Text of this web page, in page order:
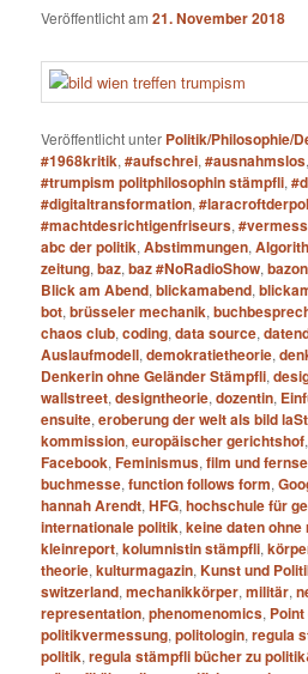
Veröffentlicht am21. November 2018
Veröffentlicht unter Politik/Philosophie/
#1968kritik,#aufschrei,#ausnahmslos
#trumpism politphilosophin stämpfli,
#digitaltransformation,
#machtdesrichtigenfriseurs,
abc der politik,Abstimmungen,
zeitung,baz,baz #NoRadioShow,
Blick am Abend,blickamabend,
bot,brüsseler mechanik,
chaos club,coding,data source,
Auslaufmodell,demokratietheorie,
Denkerin ohne Geländer Stämpfli,
wallstreet,designtheorie,dozentin,
ensuite,eroberung der welt als bild
kommission,europäischer gerichtshof
Facebook,Feminismus,film und
buchmesse,function follows form,
hannah Arendt,HFG,hochschule für
internationale politik,keine daten
kleinreport,kolumnistin stämpfli,
theorie,kulturmagazin,Kunst und
switzerland,mechanikkörper,militär,
representation,phenomenomics,
politikvermessung,politologin,regula
politik,regula stämpfli bücher zu